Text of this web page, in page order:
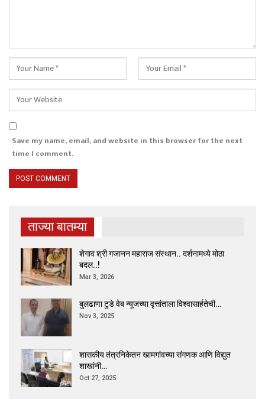
Save my name, email, and website in this browser for the next
time I comment.
ताज्या बातम्या
शेगाव श्री गजानन महाराज संस्थान.. दर्शनामध्ये मोठा
बदल..!
Mar 3, 2026
बुलढाणा टुडे वेब न्यूजच्या वृत्तांताला विश्वासार्हतेची…
Nov 3, 2025
शासकीय तंत्रनिकेतन खामगांवच्या संगणक आणि विद्युत
शाखांनी…
Oct 27, 2025